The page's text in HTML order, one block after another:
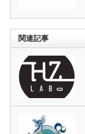
関連記事